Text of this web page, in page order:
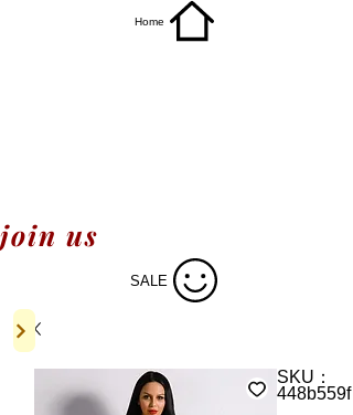
Home
join us
SALE
SKU：
448b559f